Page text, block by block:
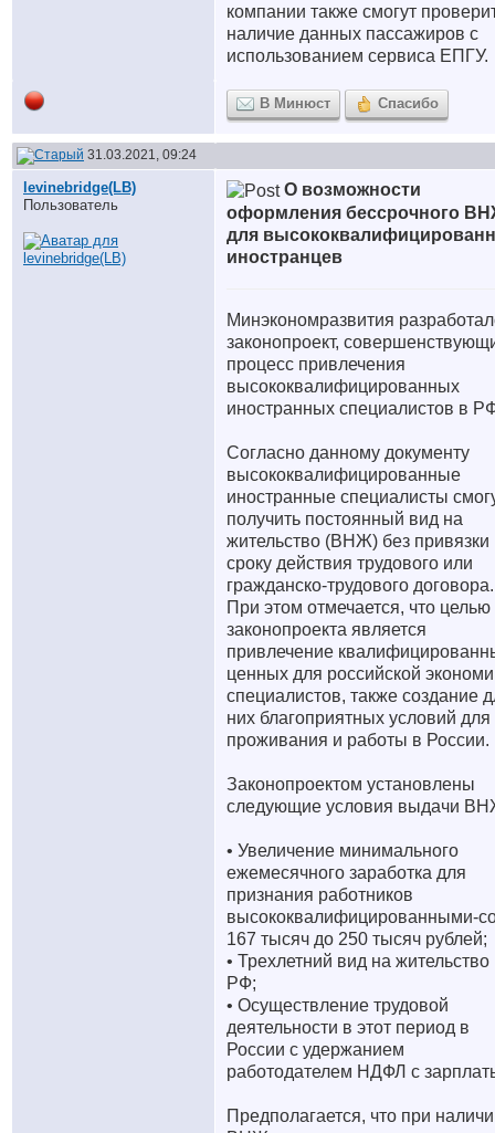
компании также смогут
наличие данных пассажиров с
использованием сервиса ЕПГУ.
В Минюст Спасибо
31.03.2021, 09:24
levinebridge(LB)
Пользователь
О возможности
оформления бессрочного
для
иностранцев
Минэкономразвития
законопроект,
процесс привлечения
высококвалифицированных
иностранных специалистов в
Согласно данному документу
высококвалифицированные
иностранные специалисты
получить постоянный вид на
жительство (ВНЖ) без привязки
сроку действия трудового или
гражданско-трудового договора.
При этом отмечается, что целью
законопроекта является
привлечение
ценных для российской
специалистов, также создание
них благоприятных условий для
проживания и работы в России.
Законопроектом установлены
следующие условия выдачи
• Увеличение минимального
ежемесячного заработка для
признания работников
высококвалифицированными-
167 тысяч до 250 тысяч рублей;
• Трехлетний вид на жительство
РФ;
• Осуществление трудовой
деятельности в этот период в
России с удержанием
работодателем НДФЛ с
Предполагается, что при